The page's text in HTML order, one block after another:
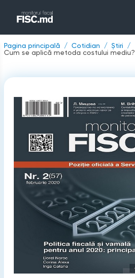
Pagina principală Cotidian
Știri
Cum se aplică metoda costului mediu?